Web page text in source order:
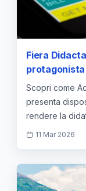
Fiera
didattica
Scopri come
presenta
rendere la
11 Mar 2026